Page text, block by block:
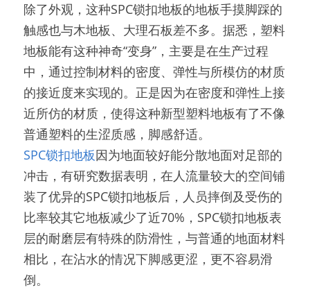
除了外观，这种SPC锁扣地板的地板手摸脚踩的
触感也与木地板、大理石板差不多。据悉，塑料
地板能有这种神奇“变身”，主要是在生产过程
中，通过控制材料的密度、弹性与所模仿的材质
的接近度来实现的。正是因为在密度和弹性上接
近所仿的材质，使得这种新型塑料地板有了不像
普通塑料的生涩质感，脚感舒适。
SPC锁扣地板因为地面较好能分散地面对足部的
冲击，有研究数据表明，在人流量较大的空间铺
装了优异的SPC锁扣地板后，人员摔倒及受伤的
比率较其它地板减少了近70%，SPC锁扣地板表
层的耐磨层有特殊的防滑性，与普通的地面材料
相比，在沾水的情况下脚感更涩，更不容易滑
倒。